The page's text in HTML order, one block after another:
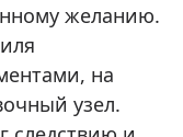
желанию.
на
узел.